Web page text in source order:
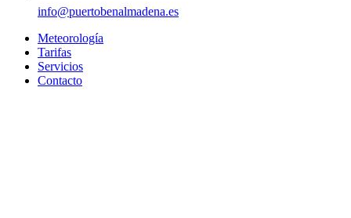
info@puertobenalmadena.es
Meteorología
Tarifas
Servicios
Contacto